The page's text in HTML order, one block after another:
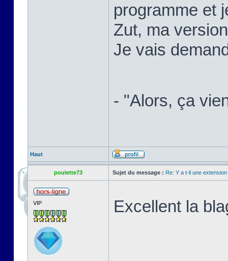
programme et
Zut, ma
Je vais
- "Alors, ça
Haut
poulette73 Sujet du message : Re: Y a t-il une
VIP Excellent la